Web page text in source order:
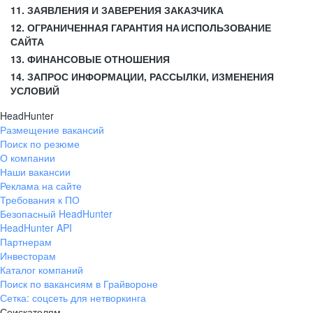
11. ЗАЯВЛЕНИЯ И ЗАВЕРЕНИЯ ЗАКАЗЧИКА
12. ОГРАНИЧЕННАЯ ГАРАНТИЯ НА ИСПОЛЬЗОВАНИЕ
САЙТА
13. ФИНАНСОВЫЕ ОТНОШЕНИЯ
14. ЗАПРОС ИНФОРМАЦИИ, РАССЫЛКИ, ИЗМЕНЕНИЯ
УСЛОВИЙ
HeadHunter
Размещение вакансий
Поиск по резюме
О компании
Наши вакансии
Реклама на сайте
Требования к ПО
Безопасный HeadHunter
HeadHunter API
Партнерам
Инвесторам
Каталог компаний
Поиск по вакансиям в Грайвороне
Сетка: соцсеть для нетворкинга